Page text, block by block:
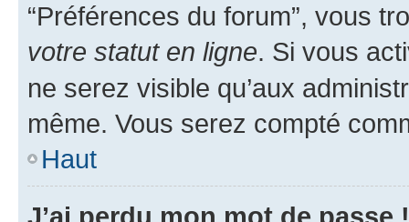
“Préférences du forum”, vous
votre statut en ligne. Si vous
ne serez visible qu’aux
même. Vous serez compté
Haut